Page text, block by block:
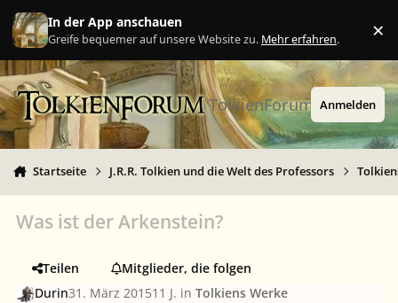
Zu Inhalt springen
In der App anschauen
Greife bequemer auf unsere Website zu. Mehr erfahren. ×
TolkienForum Anmelden
Startseite J.R.R. Tolkien und die Welt des Professors
Was ist der Arkenstein?
Teilen
Mitglieder, die folgen
Durin31. März 201511 J. inTolkiens Werke